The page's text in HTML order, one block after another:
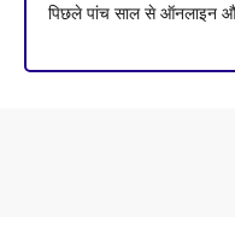
पिछले पांच साल से ऑनलाइन